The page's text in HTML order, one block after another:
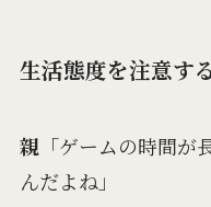
生活態度を注意す
親 「ゲームの時間
んだよね」